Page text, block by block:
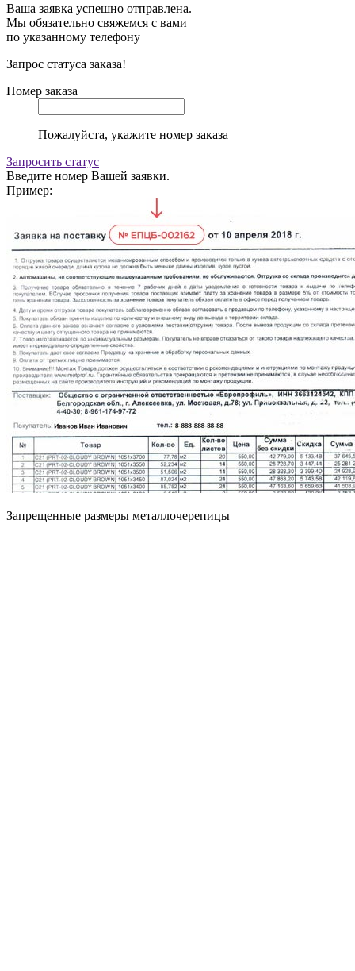
Ваша заявка успешно отправлена.
Мы обязательно свяжемся с вами
по указанному телефону
Запрос статуса заказа!
Номер заказа
Пожалуйста, укажите номер заказа
Запросить статус
Введите номер Вашей заявки.
Пример:
Запрещенные размеры металлочерепицы